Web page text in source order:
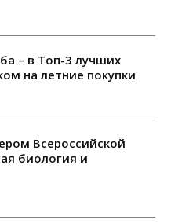
– в Топ-3 лучших
на летние покупки
Всероссийской
биология и